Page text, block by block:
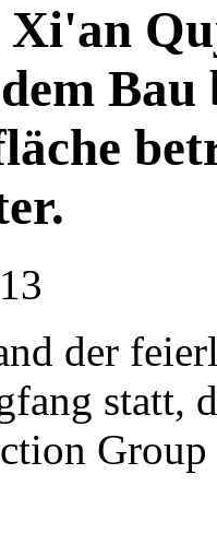
Bau
der
statt,